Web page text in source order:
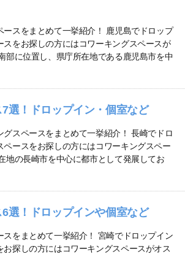
スをまとめて一挙紹介！ 鹿児島でドロップ
をお探しの方にはコワーキングスペースが
部に位置し、県庁所在地である鹿児島市を中
選！ドロップイン・個室など
スペースをまとめて一挙紹介！ 長崎でドロ
ースをお探しの方にはコワーキングスペー
地の長崎市を中心に都市として発展してお
選！ドロップインや個室など
をまとめて一挙紹介！ 宮崎でドロップイン
探しの方にはコワーキングスペースがオス